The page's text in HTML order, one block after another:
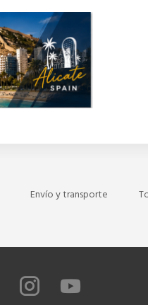
Envío y transporte